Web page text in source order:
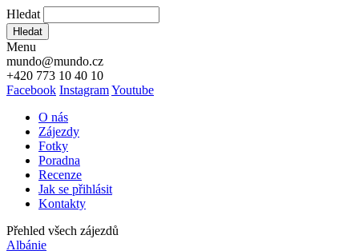
Hledat
Hledat
Menu
mundo@mundo.cz
+420 773 10 40 10
Facebook InstagramYoutube
O nás
Zájezdy
Fotky
Poradna
Recenze
Jak se přihlásit
Kontakty
Přehled všech zájezdů
Albánie